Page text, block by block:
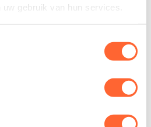
gebruik van hun services.
De jongste
deelnemers van